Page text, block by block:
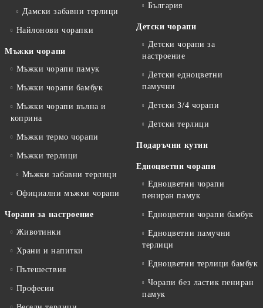
Дамски забавни терлици
Найлонови чорапки
Мъжки чорапи
Мъжки чорапи памук
Мъжки чорапи бамбук
Мъжки чорапи вълна и
коприна
Мъжки термо чорапи
Мъжки терлици
Мъжки забавни терлици
Официални мъжки чорапи
Чорапи за настроение
Животинки
Храни и напитки
Пътешествия
Професии
България
Детски чорапи
Детски чорапи за
настроение
Детски едноцветни
памучни
Детски 3/4 чорапи
Детски терлици
Подаръчни кутии
Едноцветни чорапи
Едноцветни чорапи
пениран памук
Едноцветни чорапи бамбук
Едноцветни памучни
терлици
Едноцветни терлици бамбук
Чорапи без ластик пениран
памук